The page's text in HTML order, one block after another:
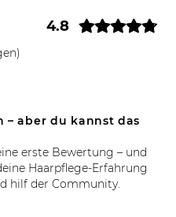
4.8
– aber du kannst das
erste Bewertung – und
Haarpflege-Erfahrung
hilf der Community.